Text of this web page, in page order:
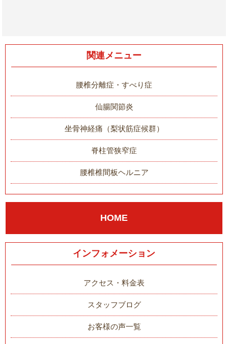
関連メニュー
腰椎分離症・すべり症
仙腸関節炎
坐骨神経痛（梨状筋症候群）
脊柱管狭窄症
腰椎椎間板ヘルニア
HOME
インフォメーション
アクセス・料金表
スタッフブログ
お客様の声一覧